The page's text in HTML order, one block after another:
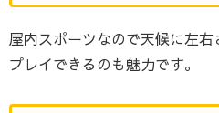
屋内スポーツなので天候に左右
プレイできるのも魅力です。